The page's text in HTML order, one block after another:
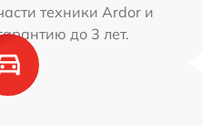
техники Ardor и
до 3 лет.